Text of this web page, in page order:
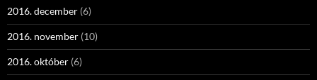
2016. december (6)
2016. november (10)
2016. október (6)